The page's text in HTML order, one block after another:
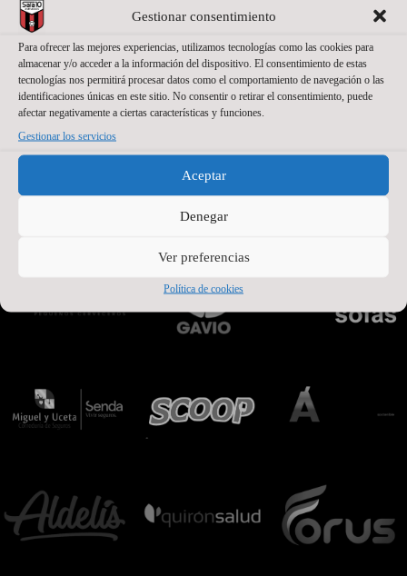
Gestionar consentimiento
Para ofrecer las mejores experiencias, utilizamos tecnologías como las cookies para
almacenar y/o acceder a la información del dispositivo. El consentimiento de estas
tecnologías nos permitirá procesar datos como el comportamiento de navegación o las
identificaciones únicas en este sitio. No consentir o retirar el consentimiento, puede
afectar negativamente a ciertas características y funciones.
Gestionar los servicios
Aceptar
Denegar
Ver preferencias
Política de cookies
PATROCINADORES OFICIALES PREMIUM